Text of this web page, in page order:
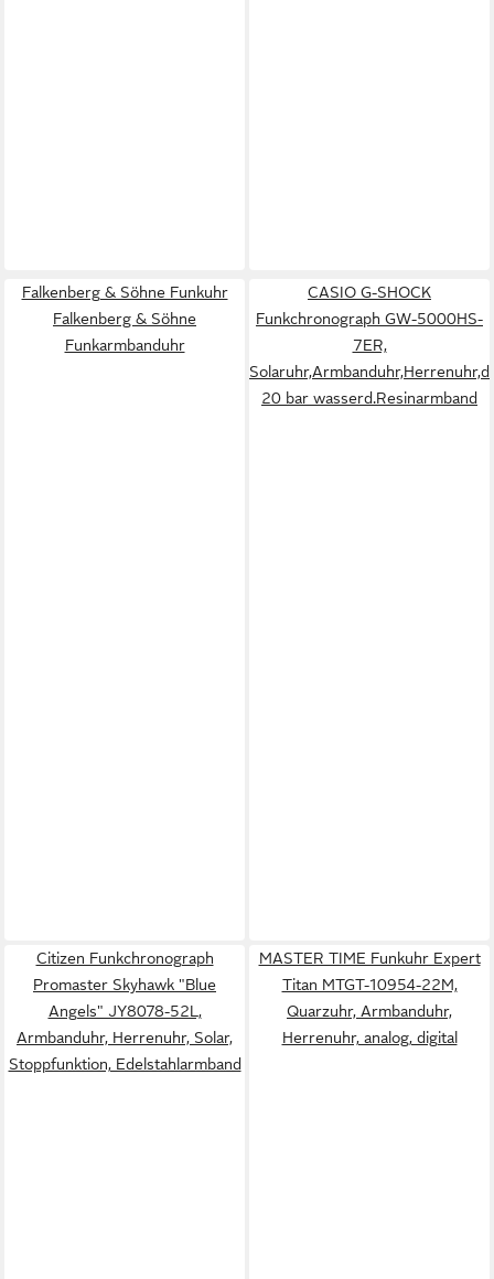
Falkenberg & Söhne Funkuhr
Falkenberg & Söhne
Funkarmbanduhr
CASIO G-SHOCK
Funkchronograph GW-5000HS-
7ER,
20 bar wasserd.Resinarmband
Citizen Funkchronograph
Promaster Skyhawk "Blue
Angels" JY8078-52L,
Armbanduhr, Herrenuhr, Solar,
Stoppfunktion, Edelstahlarmband
MASTER TIME Funkuhr Expert
Titan MTGT-10954-22M,
Quarzuhr, Armbanduhr,
Herrenuhr, analog, digital